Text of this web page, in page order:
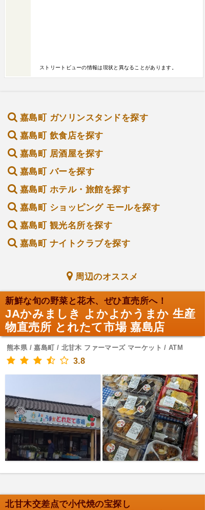
ストリートビューの情報は現状と異なることがあります。
嘉島町 ガソリンスタンドを探す
嘉島町 飲食店を探す
嘉島町 居酒屋を探す
嘉島町 バーを探す
嘉島町 ホテル・旅館を探す
嘉島町 ショッピング モールを探す
嘉島町 観光名所を探す
嘉島町 ナイトクラブを探す
周辺のオススメ
新鮮な旬の野菜と花木、ぜひ直売所へ！
JAかみましき よかよかうまか 生産
物直売所 とれたて市場 嘉島店
熊本県 / 嘉島町 / 北甘木 ファーマーズ マーケット / ATM
3.8
北甘木交差点で小代焼の宝探し